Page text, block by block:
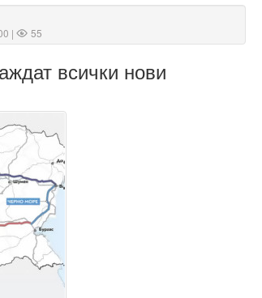
| 55
всички нови